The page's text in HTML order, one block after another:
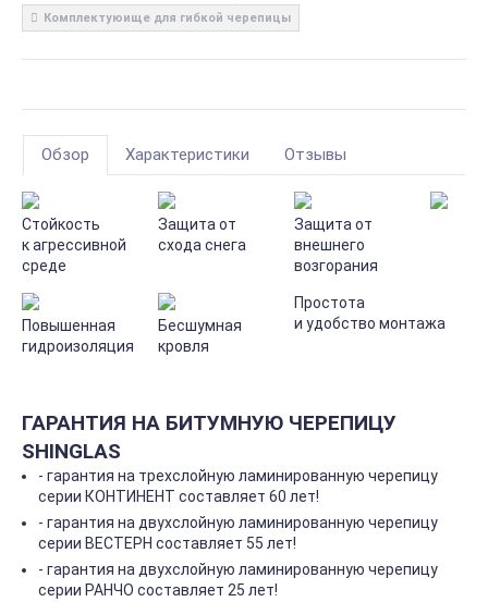
Комплектуюище для гибкой черепицы
Обзор Характеристики Отзывы
Стойкость
к агрессивной
среде
Защита от
схода снега
Защита от
внешнего
возгорания
Повышенная
гидроизоляция
Бесшумная
кровля
Простота
и удобство монтажа
ГАРАНТИЯ НА БИТУМНУЮ ЧЕРЕПИЦУ
SHINGLAS
- гарантия на трехслойную ламинированную черепицу
серии КОНТИНЕНТ составляет 60 лет!
- гарантия на двухслойную ламинированную черепицу
серии ВЕСТЕРН составляет 55 лет!
- гарантия на двухслойную ламинированную черепицу
серии РАНЧО составляет 25 лет!